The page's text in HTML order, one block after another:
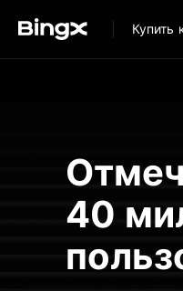
Купить
40